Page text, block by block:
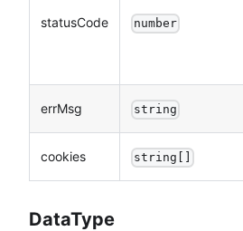
statusCode number
errMsg string
cookies string[]
DataType